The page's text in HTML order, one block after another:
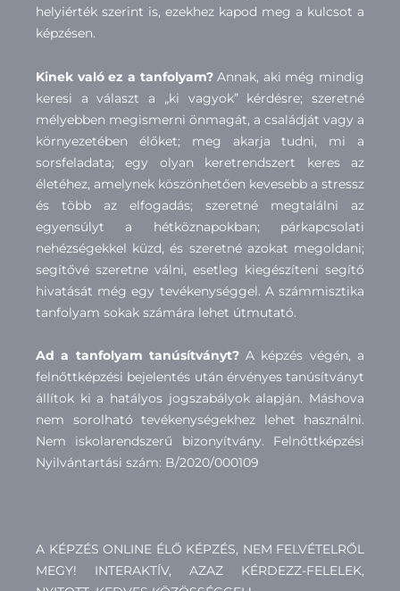
helyiérték szerint is, ezekhez kapod meg a kulcsot a
képzésen.
Kinek való ez a tanfolyam?Annak, aki még mindig
keresi a választ a „ki vagyok” kérdésre; szeretné
mélyebben megismerni önmagát, a családját vagy a
környezetében élőket; meg akarja tudni, mi a
sorsfeladata; egy olyan keretrendszert keres az
életéhez, amelynek köszönhetően kevesebb a stressz
és több az elfogadás; szeretné megtalálni az
egyensúlyt a hétköznapokban; párkapcsolati
nehézségekkel küzd, és szeretné azokat megoldani;
segítővé szeretne válni, esetleg kiegészíteni segítő
hivatását még egy tevékenységgel. A számmisztika
tanfolyam sokak számára lehet útmutató.
Ad a tanfolyam tanúsítványt?A képzés végén, a
felnőttképzési bejelentés után érvényes tanúsítványt
állítok ki a hatályos jogszabályok alapján. Máshova
nem sorolható tevékenységekhez lehet használni.
Nem iskolarendszerű bizonyítvány. Felnőttképzési
Nyilvántartási szám: B/2020/000109
A KÉPZÉS ONLINE ÉLŐ KÉPZÉS, NEM FELVÉTELRŐL
MEGY! INTERAKTÍV, AZAZ KÉRDEZZ-FELELEK,